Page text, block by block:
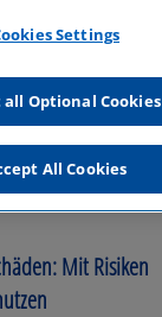
Mit Risiken
Settings
all Optional Cookies
All Cookies